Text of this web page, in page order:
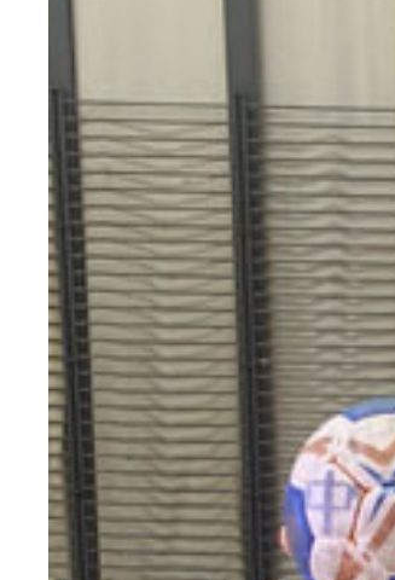
日本代表入り後もマスターズ大会
栁沢駿成 1997年生まれ、東京都
で追加されることが決定、さらな